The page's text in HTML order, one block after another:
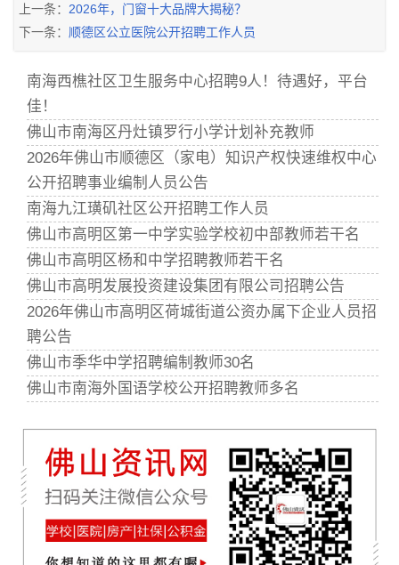
上一条： 2026年，门窗十大品牌大揭秘？
下一条： 顺德区公立医院公开招聘工作人员
南海西樵社区卫生服务中心招聘9人！待遇好，平台
佳！
佛山市南海区丹灶镇罗行小学计划补充教师
2026年佛山市顺德区（家电）知识产权快速维权中心
公开招聘事业编制人员公告
南海九江璜矶社区公开招聘工作人员
佛山市高明区第一中学实验学校初中部教师若干名
佛山市高明区杨和中学招聘教师若干名
佛山市高明发展投资建设集团有限公司招聘公告
2026年佛山市高明区荷城街道公资办属下企业人员招
聘公告
佛山市季华中学招聘编制教师30名
佛山市南海外国语学校公开招聘教师多名